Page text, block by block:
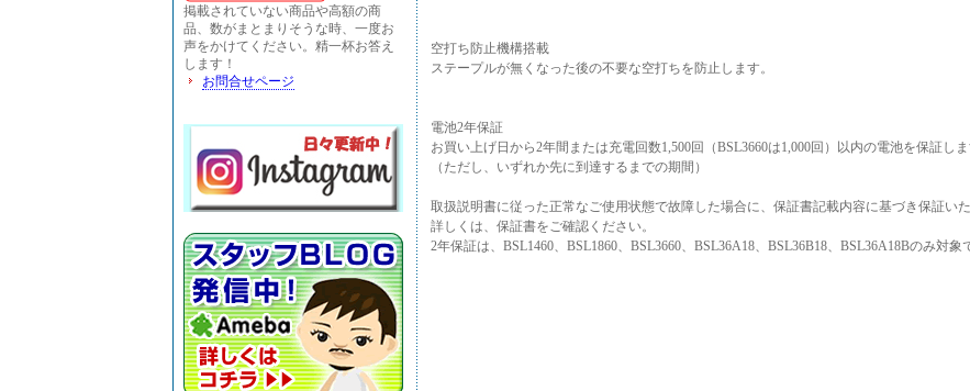
掲載されていない商品や高額の商
品、数がまとまりそうな時、一度お
声をかけてください。精一杯お答え
します！
お問合せページ
空打ち防止機構搭載
ステープルが無くなった後の不要な空打ちを防止します。
電池2年保証
お買い上げ日から2年間または充電回数1,500回（BSL3660は1,000回）以内の電池を保証しま
（ただし、いずれか先に到達するまでの期間）
取扱説明書に従った正常なご使用状態で故障した場合に、保証書記載内容に基づき保証いた
詳しくは、保証書をご確認ください。
2年保証は、BSL1460、BSL1860、BSL3660、BSL36A18、BSL36B18、BSL36A18Bのみ対象